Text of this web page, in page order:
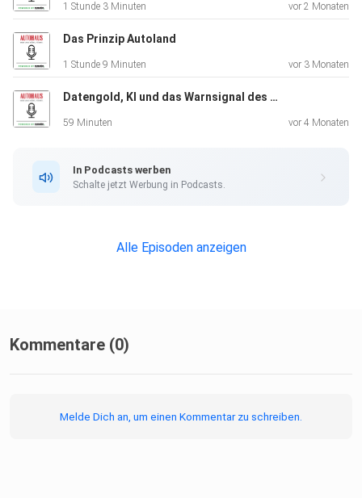
1 Stunde 3 Minuten vor 2 Monaten
Das Prinzip Autoland
1 Stunde 9 Minuten vor 3 Monaten
Datengold, KI und das Warnsignal des DAT-Reports
59 Minuten vor 4 Monaten
In Podcasts werben
Schalte jetzt Werbung in Podcasts.
Alle Episoden anzeigen
Kommentare (0)
Melde Dich an, um einen Kommentar zu schreiben.